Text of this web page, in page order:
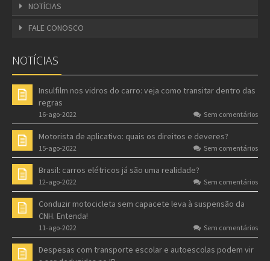
NOTÍCIAS
FALE CONOSCO
NOTÍCIAS
Insulfilm nos vidros do carro: veja como transitar dentro das
regras
16-ago-2022 Sem comentários
Motorista de aplicativo: quais os direitos e deveres?
15-ago-2022 Sem comentários
Brasil: carros elétricos já são uma realidade?
12-ago-2022 Sem comentários
Conduzir motocicleta sem capacete leva à suspensão da
CNH. Entenda!
11-ago-2022 Sem comentários
Despesas com transporte escolar e autoescolas podem vir